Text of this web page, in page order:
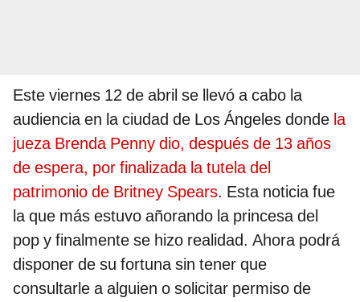
Este viernes 12 de abril se llevó a cabo la
audiencia en la ciudad de Los Ángeles donde la
jueza Brenda Penny dio, después de 13 años
de espera, por finalizada la tutela del
patrimonio de Britney Spears. Esta noticia fue
la que más estuvo añorando la princesa del
pop y finalmente se hizo realidad. Ahora podrá
disponer de su fortuna sin tener que
consultarle a alguien o solicitar permiso de